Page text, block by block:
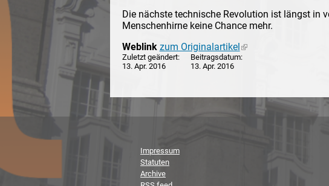
Die nächste technische Revolution ist längst in
Menschenhirne keine Chance mehr.
Weblink zum Originalartikel (link is external)
Zuletzt geändert
13. Apr. 2016
Beitragsdatum
13. Apr. 2016
Impressum
Statuten
Archive